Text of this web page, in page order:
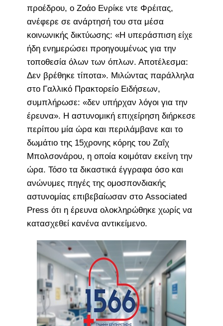
προέδρου, ο Ζοάο Ενρίκε ντε Φρέιτας,
ανέφερε σε ανάρτησή του στα μέσα
κοινωνικής δικτύωσης: «Η υπεράσπιση είχε
ήδη ενημερώσει προηγουμένως για την
τοποθεσία όλων των όπλων. Αποτέλεσμα:
Δεν βρέθηκε τίποτα». Μιλώντας παράλληλα
στο Γαλλικό Πρακτορείο Ειδήσεων,
συμπλήρωσε: «δεν υπήρχαν λόγοι για την
έρευνα». Η αστυνομική επιχείρηση διήρκεσε
περίπου μία ώρα και περιλάμβανε και το
δωμάτιο της 15χρονης κόρης του Ζαΐχ
Μπολσονάρου, η οποία κοιμόταν εκείνη την
ώρα. Τόσο τα δικαστικά έγγραφα όσο και
ανώνυμες πηγές της ομοσπονδιακής
αστυνομίας επιβεβαίωσαν στο Associated
Press ότι η έρευνα ολοκληρώθηκε χωρίς να
κατασχεθεί κανένα αντικείμενο.